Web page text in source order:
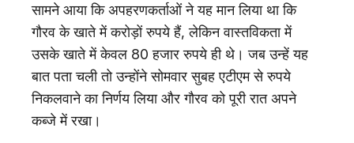
सामने आया कि अपहरणकर्ताओं ने यह मान लिया था कि
गौरव के खाते में करोड़ों रुपये हैं, लेकिन वास्तविकता में
उसके खाते में केवल 80 हजार रुपये ही थे। जब उन्हें यह
बात पता चली तो उन्होंने सोमवार सुबह एटीएम से रुपये
निकलवाने का निर्णय लिया और गौरव को पूरी रात अपने
कब्जे में रखा।